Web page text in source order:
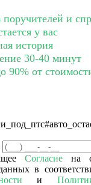
и
у вас
история
30-40 минут
90% от
Согласие на
в
и